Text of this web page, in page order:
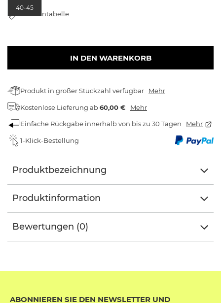
40-45
Größentabelle
IN DEN WARENKORB
Produkt in großer Stückzahl verfügbar Mehr
Kostenlose Lieferung ab60,00 € Mehr
Einfache Rückgabe innerhalb von bis zu 30 Tagen Mehr
1-Klick-Bestellung
Produktbezeichnung
Produktinformation
Bewertungen (0)
ABONNIEREN SIE DEN NEWSLETTER UND